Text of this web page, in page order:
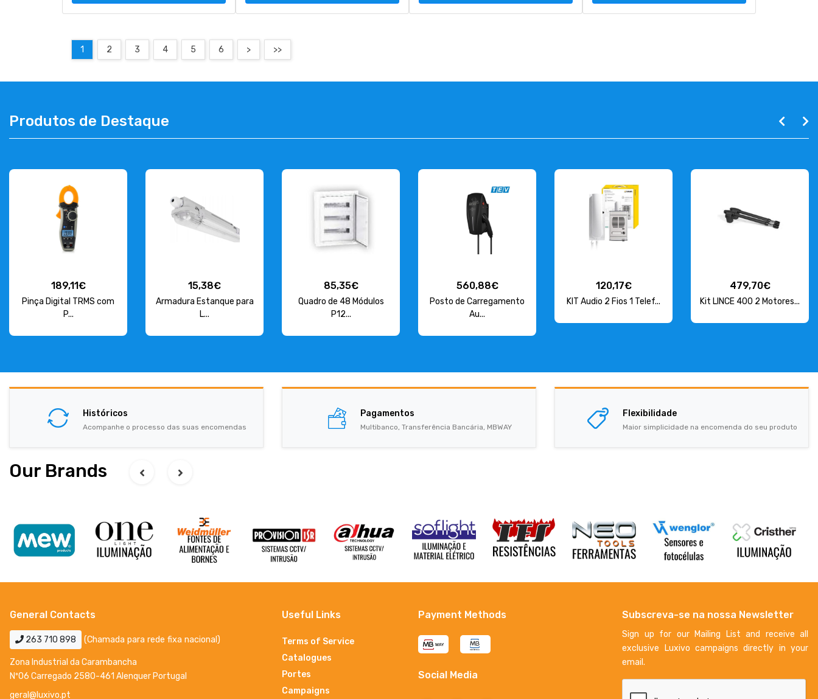
1 2 3 4 5 6 > >>
Produtos de Destaque
189,11€
Pinça Digital TRMS com
P...
15,38€
Armadura Estanque para
L...
85,35€
Quadro de 48 Módulos
P12...
560,88€
Posto de Carregamento
Au...
120,17€
KIT Audio 2 Fios 1 Telef...
479,70€
Kit LINCE 400 2 Motores...
Históricos
Acompanhe o processo das suas encomendas
Pagamentos
Multibanco, Transferência Bancária, MBWAY
Flexibilidade
Maior simplicidade na encomenda do seu produto
Our Brands
General Contacts
263 710 898 (Chamada para rede fixa nacional)
Zona Industrial da Carambancha
Nº06 Carregado 2580-461 Alenquer Portugal
geral@luxivo.pt
Useful Links
Terms of Service
Catalogues
Portes
Campaigns
Payment Methods
Social Media
Subscreva-se na nossa Newsletter
Sign up for our Mailing List and receive all
exclusive Luxivo campaigns directly in your
email.